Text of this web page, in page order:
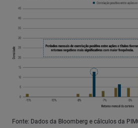
Fonte: Dados da Bloomberg e cálculos da